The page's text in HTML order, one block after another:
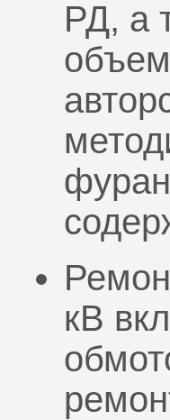
РД, а
кВ